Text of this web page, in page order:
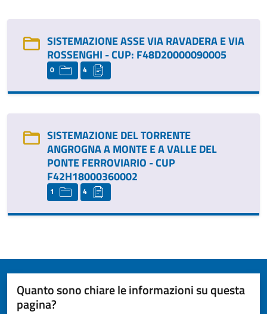
SISTEMAZIONE ASSE VIA RAVADERA E VIA
ROSSENGHI - CUP: F48D20000090005
0 4
SISTEMAZIONE DEL TORRENTE
ANGROGNA A MONTE E A VALLE DEL
PONTE FERROVIARIO - CUP
F42H18000360002
1 4
Quanto sono chiare le informazioni su questa
pagina?